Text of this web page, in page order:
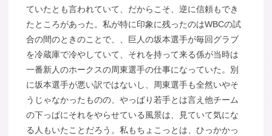
ていたとも言われていて、だからこそ、逆に信頼もでき
たところがあった。私が特に印象に残ったのはWBCの試
合の間のときのことで、、巨人の坂本選手が毎回グラブ
を冷蔵庫で冷やしていて、それを持って来る係が当時は
一番新人のホークスの周東選手の仕事になっていた。別
に坂本選手が悪い訳ではないし、周東選手も全然いやそ
うじゃなかったものの、やっぱり若手とは言え他チーム
の下っぱにそれをやらせている風景は、見ていて気にな
る人もいたことだろう。私もちょこっとは、ひっかかっ